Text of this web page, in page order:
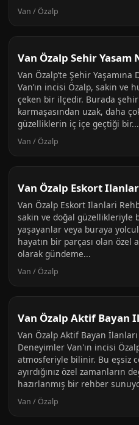
Van / Özalp
Van Özalp Sehir Yasam
Van Özalp’te Şehir
Van’ın incisi Özalp, sakin ve
çeken bir ilçedir. Burada
karmaşasından uzak, daha
güzelliklerin iç içe geçtiği bir...
Van / Özalp
Van Özalp Eskort
Van Özalp Eskort Ilanlari
sakin ve doğal güzellikleriyle
yaşayanlar veya buraya
hayatın bir parçası olan özel
olarak gündeme...
Van / Özalp
Van Özalp Aktif Bayan
Van Özalp Aktif Bayan
Deneyimler Van'ın incisi
atmosferiyle bilinir. Bu eşsiz
ayırdığınız özel zamanların
hazırlanmış bir rehber
Van / Özalp